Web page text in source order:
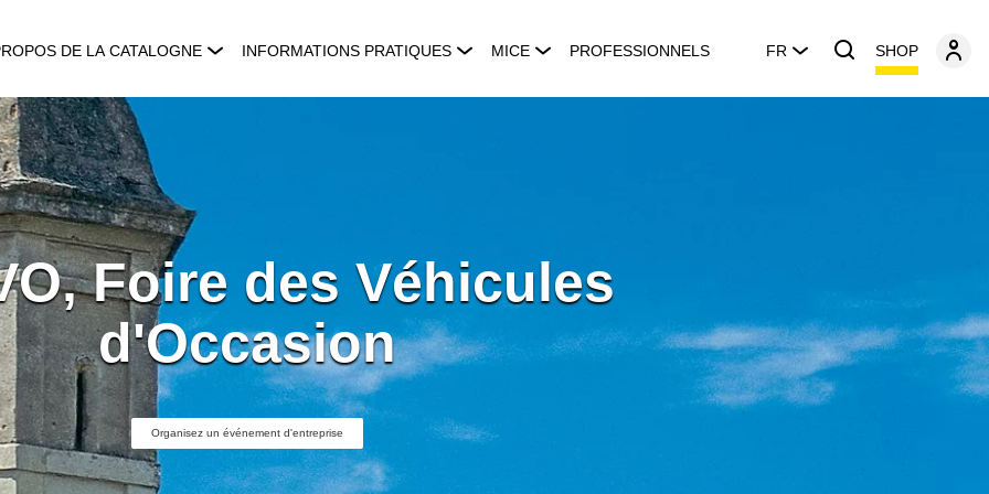
DE LA CATALOGNE INFORMATIONS PRATIQUES MICE PROFESSIONNELS FR SHOP
Foire des Véhicules
d'Occasion
Organisez un événement d'entreprise